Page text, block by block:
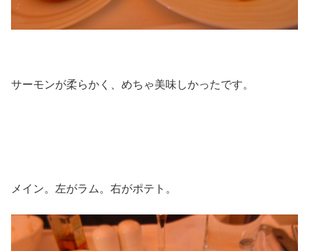
サーモンが柔らかく、めちゃ美味しかったです。
メイン。左がラム。右がポテト。